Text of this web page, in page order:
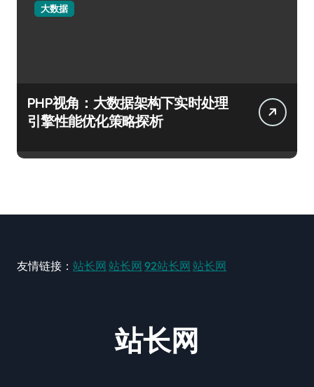
大数据
PHP视角：大数据架构下实时处理
引擎性能优化策略探析
友情链接： 站长网 站长网 92站长网 站长网
站长网